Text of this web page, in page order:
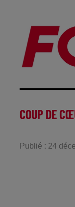
COUP DE
Publié : 24